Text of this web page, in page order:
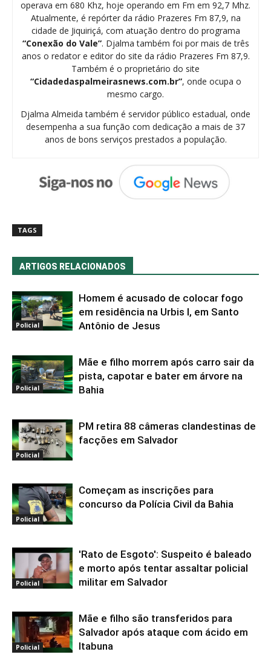
operava em 680 Khz, hoje operando em Fm em 92,7 Mhz.
Atualmente, é repórter da rádio Prazeres Fm 87,9, na
cidade de Jiquiriçá, com atuação dentro do programa
“Conexão do Vale”. Djalma também foi por mais de três
anos o redator e editor do site da rádio Prazeres Fm 87,9.
Também é o proprietário do site
“Cidadedaspalmeirasnews.com.br”, onde ocupa o
mesmo cargo.
Djalma Almeida também é servidor público estadual, onde
desempenha a sua função com dedicação a mais de 37
anos de bons serviços prestados a população.
TAGS
ARTIGOS RELACIONADOS
Policial
Homem é acusado de colocar fogo
em residência na Urbis I, em Santo
Antônio de Jesus
Policial
Mãe e filho morrem após carro sair da
pista, capotar e bater em árvore na
Bahia
Policial
PM retira 88 câmeras clandestinas de
facções em Salvador
Policial
Começam as inscrições para
concurso da Polícia Civil da Bahia
Policial
'Rato de Esgoto': Suspeito é baleado
e morto após tentar assaltar policial
militar em Salvador
Policial
Mãe e filho são transferidos para
Salvador após ataque com ácido em
Itabuna